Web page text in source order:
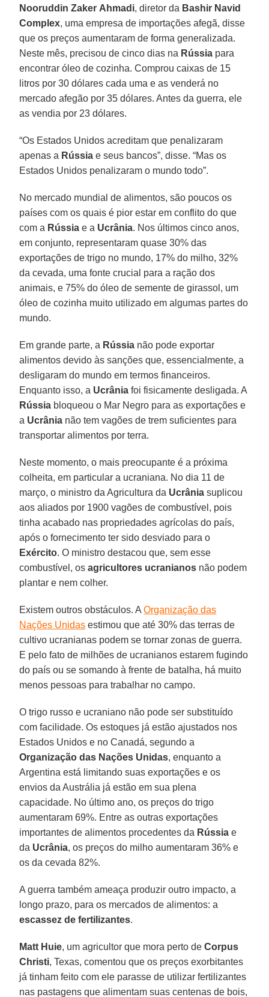
Nooruddin Zaker Ahmadi, diretor da Bashir Navid
Complex, uma empresa de importações afegã, disse
que os preços aumentaram de forma generalizada.
Neste mês, precisou de cinco dias na Rússia para
encontrar óleo de cozinha. Comprou caixas de 15
litros por 30 dólares cada uma e as venderá no
mercado afegão por 35 dólares. Antes da guerra, ele
as vendia por 23 dólares.
“Os Estados Unidos acreditam que penalizaram
apenas a Rússia e seus bancos”, disse. “Mas os
Estados Unidos penalizaram o mundo todo”.
No mercado mundial de alimentos, são poucos os
países com os quais é pior estar em conflito do que
com a Rússia e a Ucrânia. Nos últimos cinco anos,
em conjunto, representaram quase 30% das
exportações de trigo no mundo, 17% do milho, 32%
da cevada, uma fonte crucial para a ração dos
animais, e 75% do óleo de semente de girassol, um
óleo de cozinha muito utilizado em algumas partes do
mundo.
Em grande parte, a Rússia não pode exportar
alimentos devido às sanções que, essencialmente, a
desligaram do mundo em termos financeiros.
Enquanto isso, a Ucrânia foi fisicamente desligada. A
Rússia bloqueou o Mar Negro para as exportações e
a Ucrânia não tem vagões de trem suficientes para
transportar alimentos por terra.
Neste momento, o mais preocupante é a próxima
colheita, em particular a ucraniana. No dia 11 de
março, o ministro da Agricultura da Ucrânia suplicou
aos aliados por 1900 vagões de combustível, pois
tinha acabado nas propriedades agrícolas do país,
após o fornecimento ter sido desviado para o
Exército. O ministro destacou que, sem esse
combustível, osagricultores ucranianos não podem
plantar e nem colher.
Existem outros obstáculos. AOrganização das
Nações Unidas estimou que até 30% das terras de
cultivo ucranianas podem se tornar zonas de guerra.
E pelo fato de milhões de ucranianos estarem fugindo
do país ou se somando à frente de batalha, há muito
menos pessoas para trabalhar no campo.
O trigo russo e ucraniano não pode ser substituído
com facilidade. Os estoques já estão ajustados nos
Estados Unidos e no Canadá, segundo a
Organização das Nações Unidas, enquanto a
Argentina está limitando suas exportações e os
envios da Austrália já estão em sua plena
capacidade. No último ano, os preços do trigo
aumentaram 69%. Entre as outras exportações
importantes de alimentos procedentes da Rússia e
da Ucrânia, os preços do milho aumentaram 36% e
os da cevada 82%.
A guerra também ameaça produzir outro impacto, a
longo prazo, para os mercados de alimentos: a
escassez de fertilizantes.
Matt Huie, um agricultor que mora perto deCorpus
Christi, Texas, comentou que os preços exorbitantes
já tinham feito com ele parasse de utilizar fertilizantes
nas pastagens que alimentam suas centenas de bois,